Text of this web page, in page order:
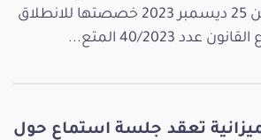
بعد ظهر اليوم الاثنين 25 ديسمبر 2023 خصصتها للانطلاق
40/2023 المتع...
تعقد جلسة استماع حول